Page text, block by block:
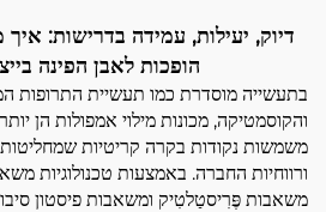
דיוק, יעילות, עמידה בדרישות: איך
הופכות לאבן הפינה
בתעשייה מוסדרת כמו תעשיית התרופות
והקוסמטיקה, מכונות מילוי אמפולות הן
משמשות נקודות בקרה קריטיות שמחליטות
ורווחיות החברה. באמצעות טכנולוגיות
משאבות פֶּרִיסטַלטִיק ומשאבות פיסטון